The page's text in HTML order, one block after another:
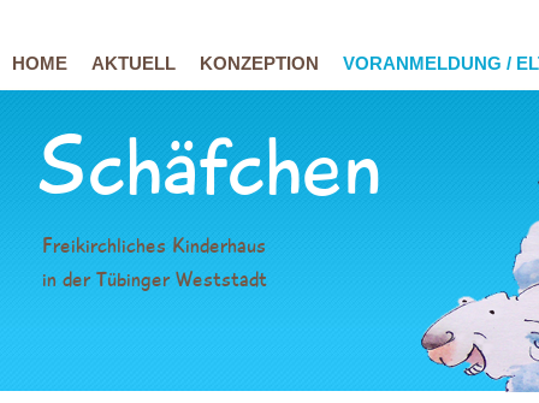
Schäfchen
Freikirchliches Kinderhaus
in der Tübinger Weststadt
HOME AKTUELL KONZEPTION VORANMELDUNG /